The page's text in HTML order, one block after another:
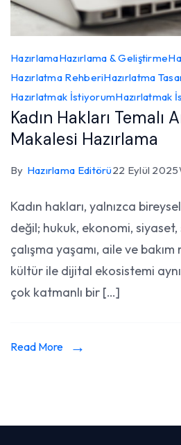
HazırlamaHazırlama & Geliştirme
Hazırlatma RehberiHazırlatma
Hazırlatmak İstiyorumHazırlatmak
Kadın Hakları Temalı
Makalesi Hazırlama
By Hazırlama Editörü22 Eylül 2025
Kadın hakları, yalnızca
değil; hukuk, ekonomi, siyaset,
çalışma yaşamı, aile ve
kültür ile dijital ekosistemi
çok katmanlı bir […]
Read More